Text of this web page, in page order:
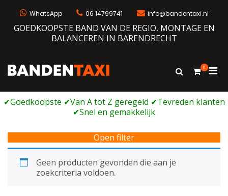
WhatsApp 06 14799741 info@bandentaxi.nl
GOEDKOOPSTE BAND VAN DE REGIO, MONTAGE EN
BALANCEREN IN BARENDRECHT
Bandengarage met eigen webshop
Toon
0
voor
Open filter
Geen producten gevonden die aan je
zoekcriteria voldoen.